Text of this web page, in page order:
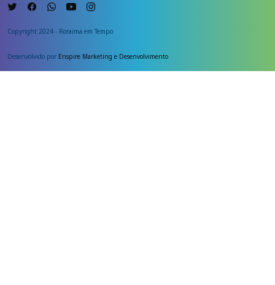
Copyright 2024 - Roraima em Tempo
Desenvolvido por Enspire Marketing e Desenvolvimento